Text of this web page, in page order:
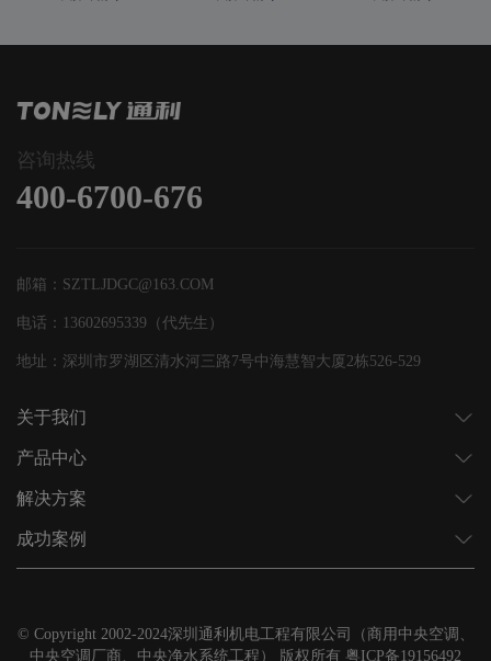
关于我们
产品中心
解决方案
成功案例
© Copyright 2002-2024深圳通利机电工程有限公司（商用中央空调、
中央空调厂商、中央净水系统工程） 版权所有 粤ICP备19156492
咨询热线
400-6700-676
邮箱：SZTLJDGC@163.COM
电话：13602695339（代先生）
地址：深圳市罗湖区清水河三路7号中海慧智大厦2栋526-529